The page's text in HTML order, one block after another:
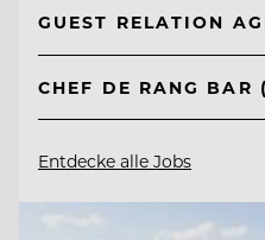
GUEST RELATION
CHEF DE RANG BAR
Entdecke alle Jobs